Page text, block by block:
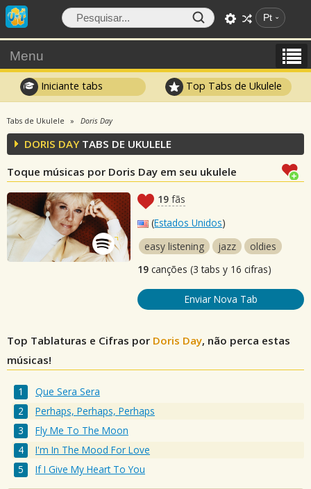
Pt
Menu
Iniciante tabs Top Tabs de Ukulele
Tabs de Ukulele Doris Day
DORIS DAYTABS DE UKULELE
Toque músicas por Doris Day em seu ukulele
19 fãs
(Estados Unidos)
easy listening
jazz
oldies
19 canções (3 tabs y 16 cifras)
Enviar Nova Tab
Top Tablaturas e Cifras por Doris Day, não perca estas
músicas!
Que Sera Sera
Perhaps, Perhaps, Perhaps
Fly Me To The Moon
I'm In The Mood For Love
If I Give My Heart To You